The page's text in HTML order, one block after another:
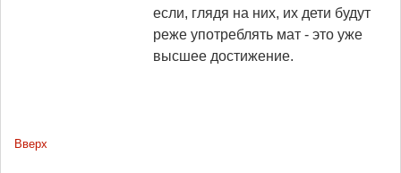
если, глядя на них, их дети будут
реже употреблять мат - это уже
высшее достижение.
Вверх